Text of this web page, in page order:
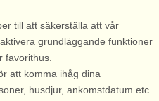
bara några hundra meter till
campingens fina bad ...
från 8.359 SEK
till att säkerställa att vår
grundläggande funktioner
favorithus.
att komma ihåg dina
husdjur, ankomstdatum etc.